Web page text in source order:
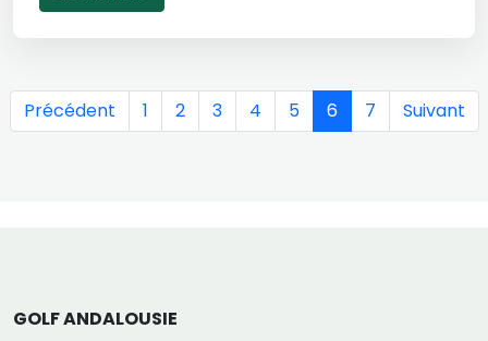
Précédent 1 2 3 4 5 6 7 Suivant
GOLF ANDALOUSIE